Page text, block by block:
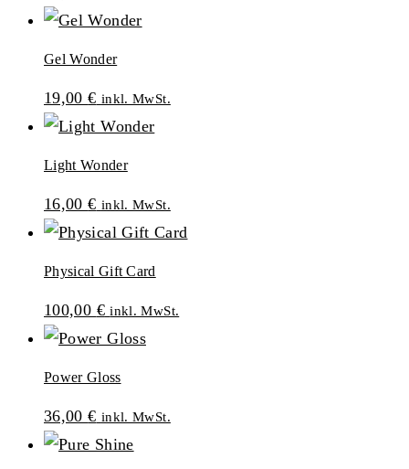
Gel Wonder
19,00€ inkl. MwSt.
Light Wonder
16,00€ inkl. MwSt.
Physical Gift Card
100,00 € inkl. MwSt.
Power Gloss
36,00€ inkl. MwSt.